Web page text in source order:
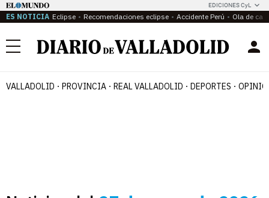
EDICIONES CyL
ES NOTICIA Eclipse Recomendaciones eclipse Accidente Perú Ola de
Menú
VALLADOLID PROVINCIA REAL VALLADOLID DEPORTES